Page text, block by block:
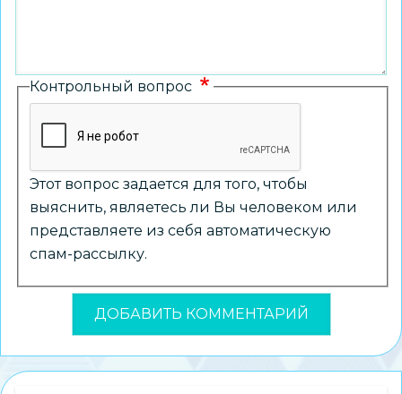
Контрольный вопрос
Этот вопрос задается для того, чтобы
выяснить, являетесь ли Вы человеком или
представляете из себя автоматическую
спам-рассылку.